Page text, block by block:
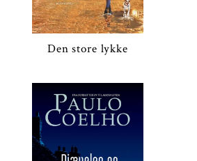
Den store lykke